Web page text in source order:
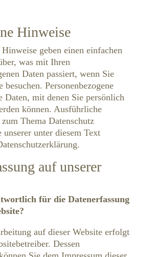
Hinweise
geben einen einfachen
was mit Ihren
Daten passiert, wenn Sie
besuchen. Personenbezogene
Daten, mit denen Sie persönlich
können. Ausführliche
Thema Datenschutz
unserer unter diesem Text
auf unserer
für die Datenerfassung
auf dieser Website erfolgt
Dessen